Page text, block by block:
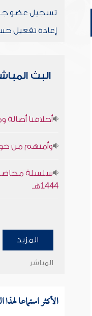
تسجيل عضو
إعادة تفعيل
البث
أخلاقنا أصالة
وأمنهم من
سلسلة
1444هـ
المزيد
المباشر
الأكثر استماعا